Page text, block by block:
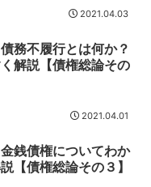
2021.04.03
務不履行とは何か？
解説【債権総論その
2021.04.01
銭債権についてわか
【債権総論その３】